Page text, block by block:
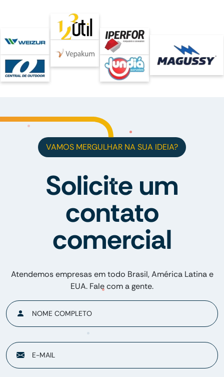
VAMOS MERGULHAR NA SUA IDEIA?
Solicite um
contato
comercial
Atendemos empresas em todo Brasil, América Latina e
EUA. Fale com a gente.
NOME COMPLETO
E-MAIL